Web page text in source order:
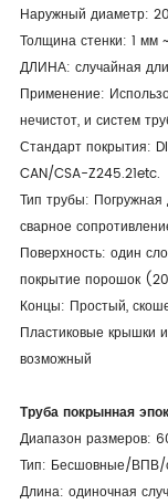
Наружный диаметр:
Толщина стенки: 1 мм
ДЛИНА: случайная
Применение:
нечистот, и систем
Стандарт покрытия:
CAN/CSA-Z245.21etc.
Тип трубы: Погружная
сварное
Поверхность: один
покрытие порошок
Концы: Простый,
Пластиковые крышки
возможный
Труба покрынная
Диапазон размеров:
Тип: Бесшовные/ВПВ/
Длина: одиночная